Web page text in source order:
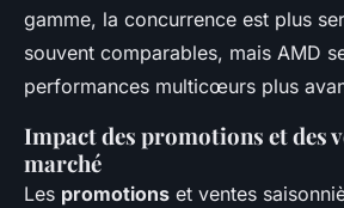
gamme, la concurrence est plus
souvent comparables, mais AMD
performances multicœurs plus
Impact des promotions et des
marché
Les promotions et ventes